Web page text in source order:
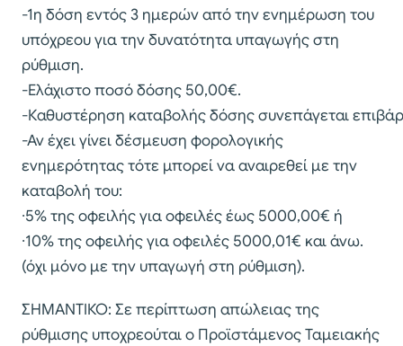
-1η δόση εντός 3 ημερών από την ενημέρωση του
υπόχρεου για την δυνατότητα υπαγωγής στη
ρύθμιση.
-Ελάχιστο ποσό δόσης 50,00€.
-Καθυστέρηση καταβολής δόσης συνεπάγεται
-Αν έχει γίνει δέσμευση φορολογικής
ενημερότητας τότε μπορεί να αναιρεθεί με την
καταβολή του:
∙5% της οφειλής για οφειλές έως 5000,00€ ή
∙10% της οφειλής για οφειλές 5000,01€ και άνω.
(όχι μόνο με την υπαγωγή στη ρύθμιση).
ΣΗΜΑΝΤΙΚΟ: Σε περίπτωση απώλειας της
ρύθμισης υποχρεούται ο Προϊστάμενος Ταμειακής